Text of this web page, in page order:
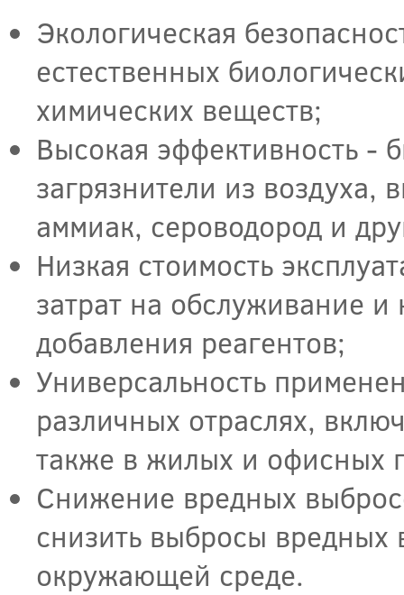
Экологическая
естественных
химических веществ;
Высокая эффективность -
загрязнители из воздуха,
аммиак, сероводород и
Низкая стоимость
затрат на обслуживание
добавления реагентов;
Универсальность
различных отраслях,
также в жилых и офисных
Снижение вредных
снизить выбросы вредных
окружающей среде.